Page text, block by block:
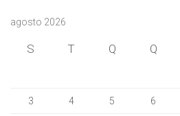
agosto 2026
S T Q Q
3 4 5 6